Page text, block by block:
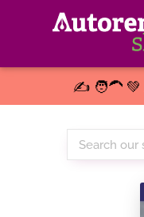
✍️ 🧑‍🦱 💚
Search
our